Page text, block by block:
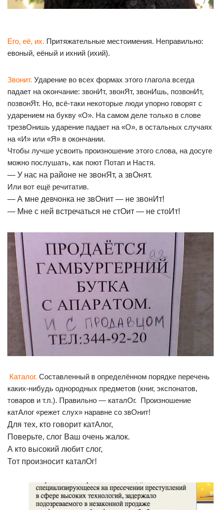
Его, её, их. Притяжательные местоимения. Неправильно:
евоный, еёный и ихний (ихий).
Звонит. Ударение во всех формах этого глагола всегда
падает на окончание: звонИт, звонЯт, звонИшь, позвонИт,
позвонЯт. Но, всё-таки некоторые люди упорно говорят с
ударением на букву «О». На самом деле только в слове
трезвОнишь ударение падает на «О», в остальных случаях
на «И» или «Я» в окончании.
Чтобы лучше усвоить произношение этого слова, на досуге
можно послушать, как поют Потап и Настя.
— У нас на районе не звонЯт, а звОнят.
Или вот ещё речитатив.
— А мне девчонка не звОнит — не звонИт!
— Мне с ней встречаться не стОит — не стоИт!
Каталог. Составленный в определённом порядке перечень
каких-нибудь однородных предметов (книг, экспонатов,
товаров и т.п.). Правильно — каталОг. Произношение
катАлог «режет слух» наравне со звОнит!
Для тех, кто говорит катАлог,
Поверьте, слог Ваш очень жалок.
А кто высокий любит слог,
Тот произносит каталОг!